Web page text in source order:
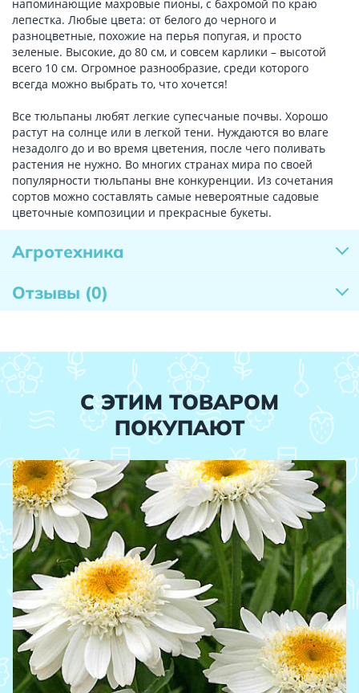
напоминающие махровые пионы, с бахромой по краю
лепестка. Любые цвета: от белого до черного и
разноцветные, похожие на перья попугая, и просто
зеленые. Высокие, до 80 см, и совсем карлики – высотой
всего 10 см. Огромное разнообразие, среди которого
всегда можно выбрать то, что хочется!
Все тюльпаны любят легкие супесчаные почвы. Хорошо
растут на солнце или в легкой тени. Нуждаются во влаге
незадолго до и во время цветения, после чего поливать
растения не нужно. Во многих странах мира по своей
популярности тюльпаны вне конкуренции. Из сочетания
сортов можно составлять самые невероятные садовые
цветочные композиции и прекрасные букеты.
Агротехника
Отзывы (0)
С ЭТИМ ТОВАРОМ
ПОКУПАЮТ